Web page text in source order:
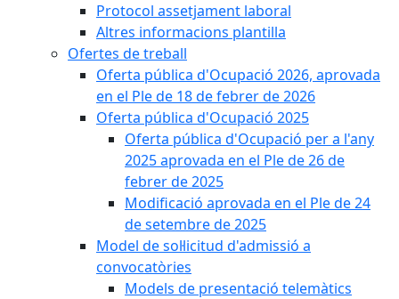
Protocol assetjament laboral
Altres informacions plantilla
Ofertes de treball
Oferta pública d'Ocupació 2026, aprovada
en el Ple de 18 de febrer de 2026
Oferta pública d'Ocupació 2025
Oferta pública d'Ocupació per a l'any
2025 aprovada en el Ple de 26 de
febrer de 2025
Modificació aprovada en el Ple de 24
de setembre de 2025
Model de sol·licitud d'admissió a
convocatòries
Models de presentació telemàtics